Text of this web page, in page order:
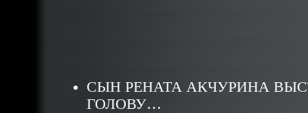
СЫН РЕНАТА АКЧУРИНА
ГОЛОВУ…